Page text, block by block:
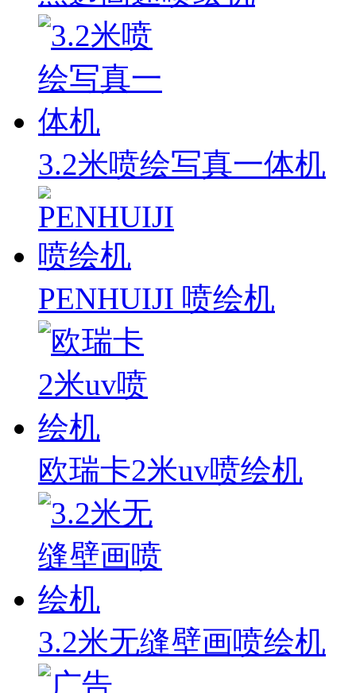
3.2米喷绘写真一体机
PENHUIJI 喷绘机
欧瑞卡2米uv喷绘机
3.2米无缝壁画喷绘机